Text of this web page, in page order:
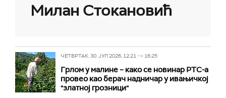
Милан Стокановић
ЧЕТВРТАК, 30. ЈУЛ 2026, 12:21 -> 16:25
Грлом у малине – како се новинар РТС-а
провео као берач надничар у ивањичкој
"златној грозници"